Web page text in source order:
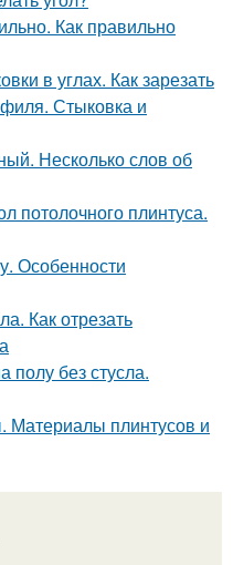
Как правильно
в углах. Как зарезать
Стыковка и
Несколько слов об
потолочного плинтуса.
Особенности
Как отрезать
полу без стусла.
Материалы плинтусов и